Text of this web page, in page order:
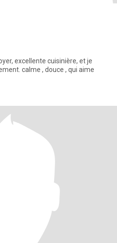
excellente cuisinière, et je
calme , douce , qui aime